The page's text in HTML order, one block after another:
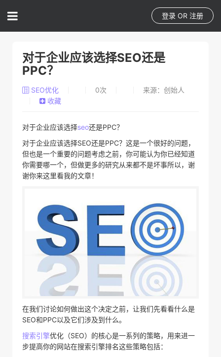
登录 OR 注册
对于企业应该选择SEO还是
PPC？
SEO优化 0次
来源：创始人
收藏
对于企业应该选择seo还是PPC？
对于企业应该选择SEO还是PPC？这是一个很好的问题，
但也是一个重要的问题考虑之前，你可能认为你已经知道
你需要哪一个，但做更多的研究从来都不是坏事所以，谢
谢你来这里看我的文章！
在我们讨论如何做出这个决定之前，让我们先看看什么是
SEO和PPC以及它们涉及到什么。
搜索引擎优化（SEO）的核心是一系列的策略，用来进一
步提高你的网站在搜索引擎排名这些策略包括：